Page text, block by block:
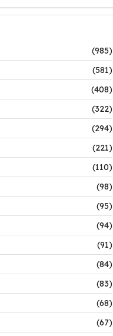
(985)
(581)
(408)
(322)
(294)
(221)
(110)
(98)
(95)
(94)
(91)
(84)
(83)
(68)
(67)